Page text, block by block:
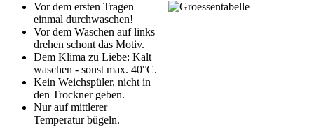
Vor dem ersten Tragen
einmal durchwaschen!
Vor dem Waschen auf links
drehen schont das Motiv.
Dem Klima zu Liebe: Kalt
waschen - sonst max. 40°C.
Kein Weichspüler, nicht in
den Trockner geben.
Nur auf mittlerer
Temperatur bügeln.